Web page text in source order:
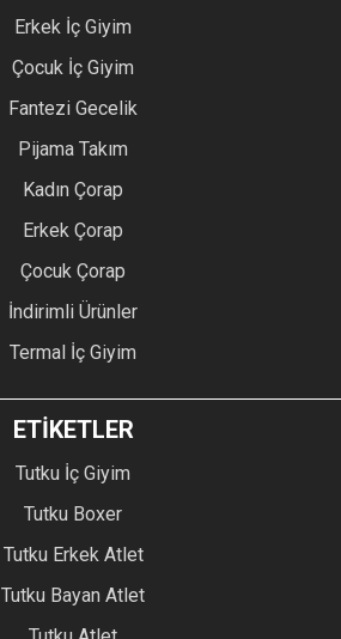
Erkek İç Giyim
Çocuk İç Giyim
Fantezi Gecelik
Pijama Takım
Kadın Çorap
Erkek Çorap
Çocuk Çorap
İndirimli Ürünler
Termal İç Giyim
ETİKETLER
Tutku İç Giyim
Tutku Boxer
Tutku Erkek Atlet
Tutku Bayan Atlet